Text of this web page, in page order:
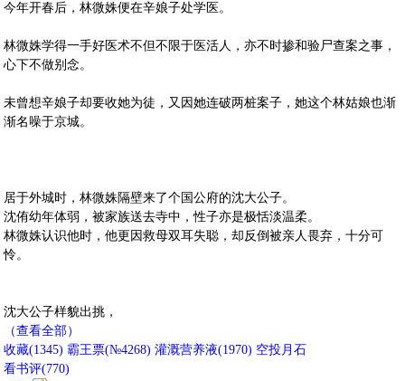
今年开春后，林微姝便在辛娘子处学医。
林微姝学得一手好医术不但不限于医活人，亦不时掺和验尸查案之事，
心下不做别念。
未曾想辛娘子却要收她为徒，又因她连破两桩案子，她这个林姑娘也渐
渐名噪于京城。
居于外城时，林微姝隔壁来了个国公府的沈大公子。
沈侑幼年体弱，被家族送去寺中，性子亦是极恬淡温柔。
林微姝认识他时，他更因救母双耳失聪，却反倒被亲人畏弃，十分可
怜。
沈大公子样貌出挑，
（查看全部）
收藏(1345) 霸王票(№4268) 灌溉营养液(1970) 空投月石
看书评(770)